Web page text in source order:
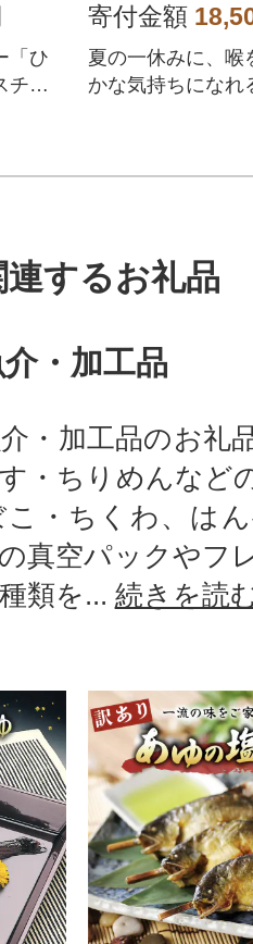
「ひ
チッ
寄付金額
夏の一休みに、喉
かな気持ちになれ
するお礼品
・加工品
・加工品のお礼
・ちりめんなど
・ちくわ、は
真空パックやフ
類を... 続きを読